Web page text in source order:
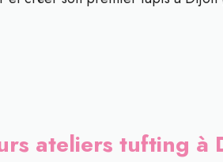
ateliers tufting à